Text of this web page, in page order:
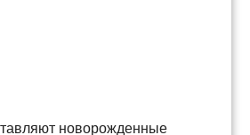
новорожденные